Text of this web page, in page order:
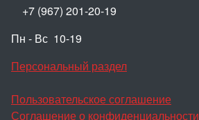
+7 (967) 201-20-19
Пн - Вс 10-19
Персональный раздел
Пользовательское соглашение
Соглашение о конфиденциальности